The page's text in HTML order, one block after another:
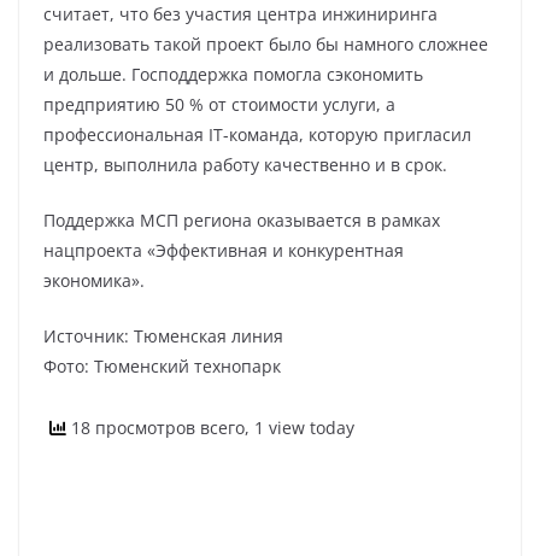
считает, что без участия центра инжиниринга
реализовать такой проект было бы намного сложнее
и дольше. Господдержка помогла сэкономить
предприятию 50 % от стоимости услуги, а
профессиональная IT-команда, которую пригласил
центр, выполнила работу качественно и в срок.
Поддержка МСП региона оказывается в рамках
нацпроекта «Эффективная и конкурентная
экономика».
Источник: Тюменская линия
Фото: Тюменский технопарк
18 просмотров всего, 1 view today